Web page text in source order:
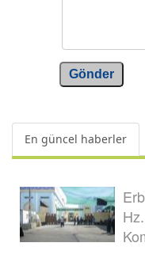
Gönder
En güncel haberler